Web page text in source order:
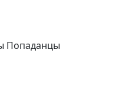
Попаданцы